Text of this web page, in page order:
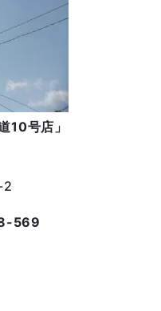
10号店」
2
569